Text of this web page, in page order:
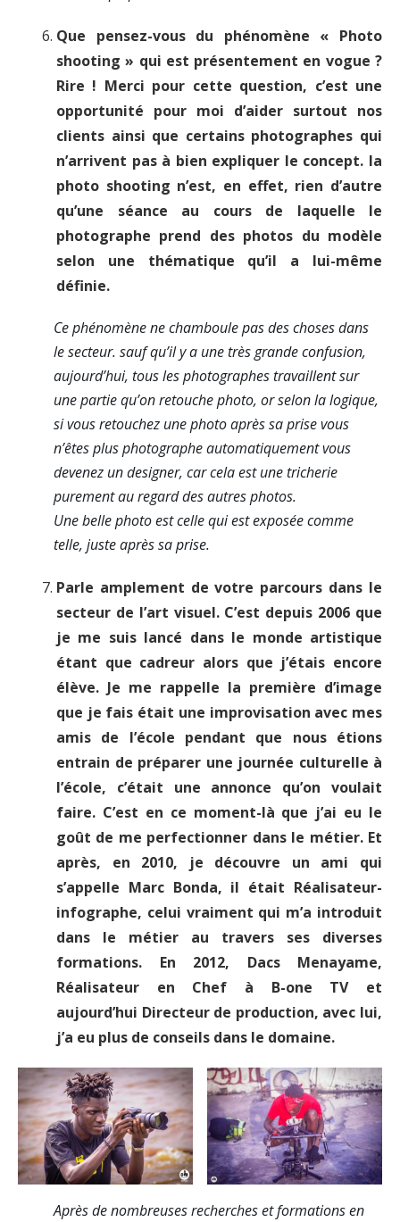
Que pensez-vous du phénomène « Photo
shooting » qui est présentement en vogue ?
Rire ! Merci pour cette question, c’est une
opportunité pour moi d’aider surtout nos
clients ainsi que certains photographes qui
n’arrivent pas à bien expliquer le concept. la
photo shooting n’est, en effet, rien d’autre
qu’une séance au cours de laquelle le
photographe prend des photos du modèle
selon une thématique qu’il a lui-même
définie.
Ce phénomène ne chamboule pas des choses dans
le secteur. sauf qu’il y a une très grande confusion,
aujourd’hui, tous les photographes travaillent sur
une partie qu’on retouche photo, or selon la logique,
si vous retouchez une photo après sa prise vous
n’êtes plus photographe automatiquement vous
devenez un designer, car cela est une tricherie
purement au regard des autres photos.
Une belle photo est celle qui est exposée comme
telle, juste après sa prise.
Parle amplement de votre parcours dans le
secteur de l’art visuel. C’est depuis 2006 que
je me suis lancé dans le monde artistique
étant que cadreur alors que j’étais encore
élève. Je me rappelle la première d’image
que je fais était une improvisation avec mes
amis de l’école pendant que nous étions
entrain de préparer une journée culturelle à
l’école, c’était une annonce qu’on voulait
faire. C’est en ce moment-là que j’ai eu le
goût de me perfectionner dans le métier. Et
après, en 2010, je découvre un ami qui
s’appelle Marc Bonda, il était Réalisateur-
infographe, celui vraiment qui m’a introduit
dans le métier au travers ses diverses
formations. En 2012, Dacs Menayame,
Réalisateur en Chef à B-one TV et
aujourd’hui Directeur de production, avec lui,
j’a eu plus de conseils dans le domaine.
Après de nombreuses recherches et formations en